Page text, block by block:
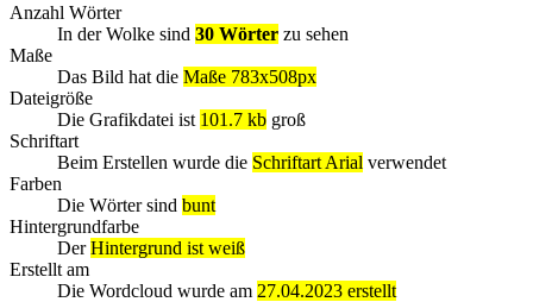
Anzahl Wörter
In der Wolke sind 30 Wörter zu sehen
Maße
Das Bild hat die Maße 783x508px
Dateigröße
Die Grafikdatei ist 101.7 kb groß
Schriftart
Beim Erstellen wurde die Schriftart Arial verwendet
Farben
Die Wörter sind bunt
Hintergrundfarbe
DerHintergrund ist weiß
Erstellt am
Die Wordcloud wurde am 27.04.2023 erstellt